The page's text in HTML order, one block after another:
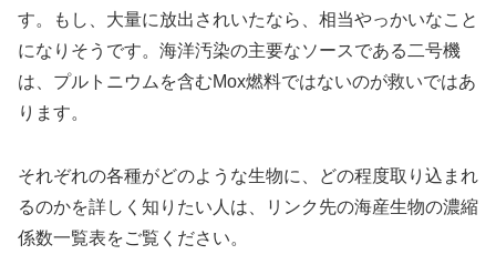
す。もし、大量に放出されいたなら、相当やっかいなこと
になりそうです。海洋汚染の主要なソースである二号機
は、プルトニウムを含むMox燃料ではないのが救いではあ
ります。
それぞれの各種がどのような生物に、どの程度取り込まれ
るのかを詳しく知りたい人は、リンク先の海産生物の濃縮
係数一覧表をご覧ください。